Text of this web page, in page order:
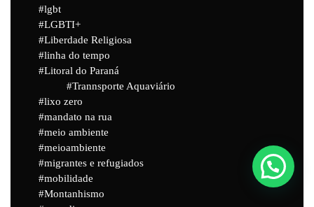
lgbt
LGBTI+
Liberdade Religiosa
linha do tempo
Litoral do Paraná
Trannsporte Aquaviário
lixo zero
mandato na rua
meio ambiente
meioambiente
migrantes e refugiados
mobilidade
Montanhismo